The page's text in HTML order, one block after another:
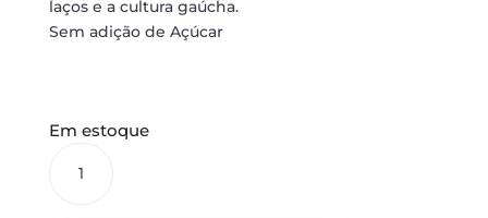
laços e a cultura gaúcha.
Sem adição de Açúcar
Em estoque
MATE